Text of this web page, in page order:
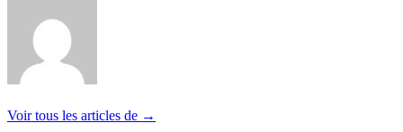
Voir tous les articles de →